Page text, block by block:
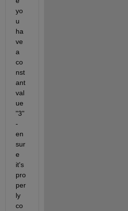
yo
u
ha
ve
a
co
nst
ant
val
ue
"3"
-
en
sur
e
it's
pro
per
ly
co